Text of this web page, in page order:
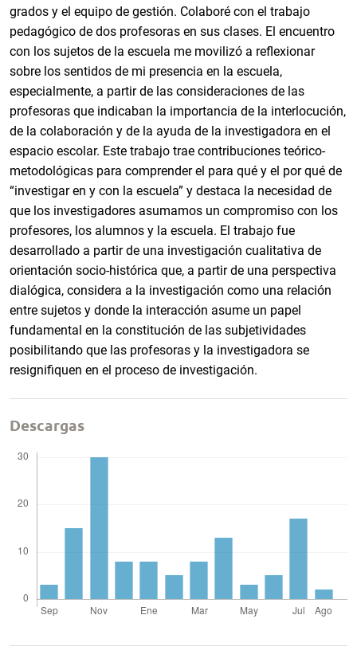
grados y el equipo de gestión. Colaboré con el trabajo
pedagógico de dos profesoras en sus clases. El encuentro
con los sujetos de la escuela me movilizó a reflexionar
sobre los sentidos de mi presencia en la escuela,
especialmente, a partir de las consideraciones de las
profesoras que indicaban la importancia de la interlocución,
de la colaboración y de la ayuda de la investigadora en el
espacio escolar. Este trabajo trae contribuciones teórico-
metodológicas para comprender el para qué y el por qué de
“investigar en y con la escuela” y destaca la necesidad de
que los investigadores asumamos un compromiso con los
profesores, los alumnos y la escuela. El trabajo fue
desarrollado a partir de una investigación cualitativa de
orientación socio-histórica que, a partir de una perspectiva
dialógica, considera a la investigación como una relación
entre sujetos y donde la interacción asume un papel
fundamental en la constitución de las subjetividades
posibilitando que las profesoras y la investigadora se
resignifiquen en el proceso de investigación.
Descargas